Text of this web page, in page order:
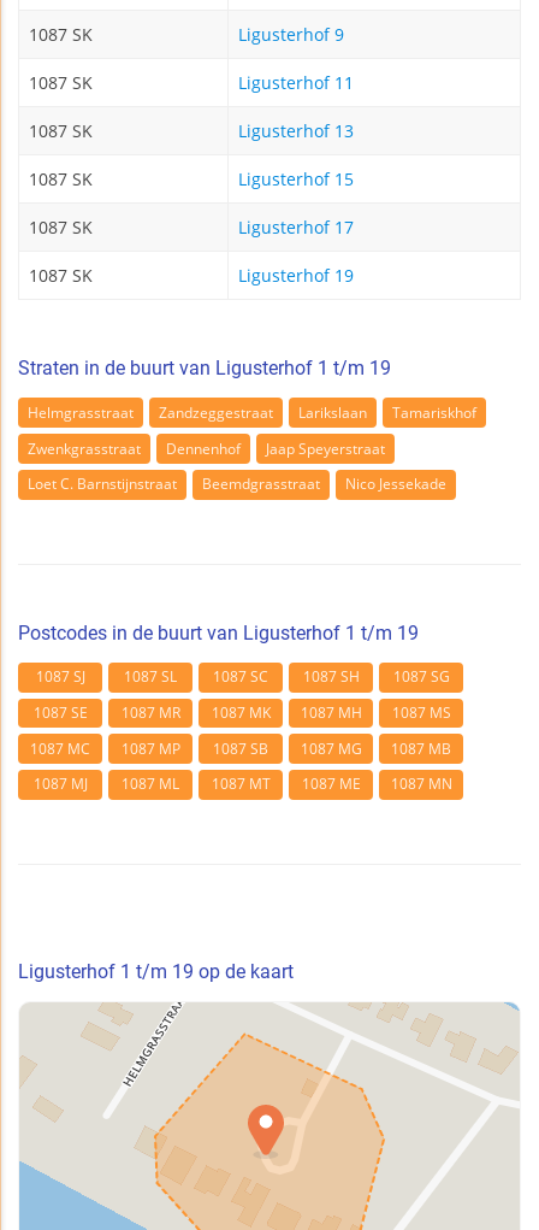
1087 SK Ligusterhof 9
1087 SK Ligusterhof 11
1087 SK Ligusterhof 13
1087 SK Ligusterhof 15
1087 SK Ligusterhof 17
1087 SK Ligusterhof 19
Straten in de buurt van Ligusterhof 1 t/m 19
Helmgrasstraat Zandzeggestraat Larikslaan
Tamariskhof
Zwenkgrasstraat
Dennenhof
Jaap Speyerstraat
Loet C. Barnstijnstraat
Beemdgrasstraat Nico Jessekade
Postcodes in de buurt van Ligusterhof 1 t/m 19
1087 SJ 1087 SL 1087 SC 1087 SH
1087 SG
1087 SE
1087 MR 1087 MK 1087 MH
1087 MS
1087 MC
1087 MP 1087 SB 1087 MG
1087 MB
1087 MJ
1087 ML 1087 MT 1087 ME 1087 MN
Ligusterhof 1 t/m 19 op de kaart